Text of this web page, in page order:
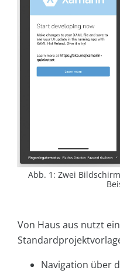
Abb. 1: Zwei
Von Haus aus nutzt
Navigation über